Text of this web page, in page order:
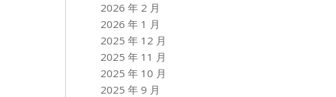
2026 年 2 月
2026 年 1 月
2025 年 12 月
2025 年 11 月
2025 年 10 月
2025 年 9 月